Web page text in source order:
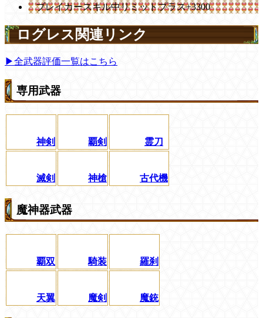
ブレイカースキル中リミットプラス+3300
ログレス関連リンク
▶全武器評価一覧はこちら
専用武器
神剣 覇剣 霊刀
滅剣 神槍 古代機
魔神器武器
覇双 騎装 羅刹
天翼 魔剣 魔銃